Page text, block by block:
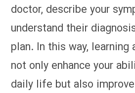
doctor, describe your
understand their
plan. In this way, learning
not only enhance your
daily life but also